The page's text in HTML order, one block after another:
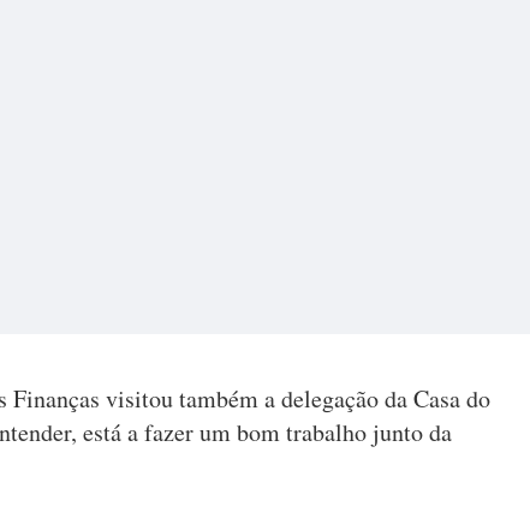
visitou também a delegação da Casa do
está a fazer um bom trabalho junto da